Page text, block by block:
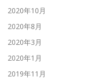
2020年10月
2020年8月
2020年3月
2020年1月
2019年11月